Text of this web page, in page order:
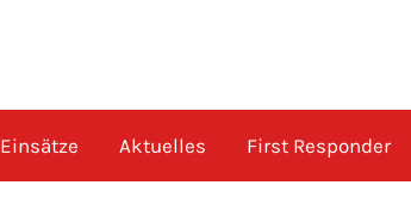
Einsätze Aktuelles First Responder